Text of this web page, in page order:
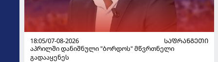
18:05/07-08-2026
ᲡᲐᲤᲠᲐᲜᲒᲔᲗᲘ
აპრილში დანიშნული "ბორდოს" მწვრთნელი
გადააყენეს